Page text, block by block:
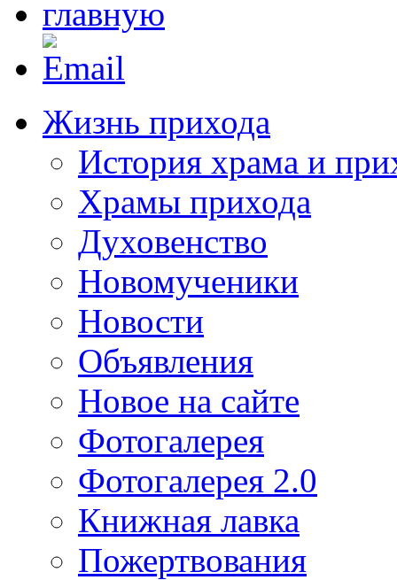
Жизнь прихода
История храма и
Храмы прихода
Духовенство
Новомученики
Новости
Объявления
Новое на сайте
Фотогалерея
Фотогалерея 2.0
Книжная лавка
Пожертвования